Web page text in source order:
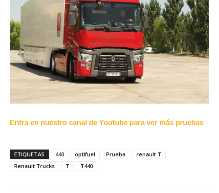
Entra en nuestro canal de Youtube para ver más pruebas
ETIQUETAS 440 optifuel Prueba
renault T
Renault Trucks
T T440